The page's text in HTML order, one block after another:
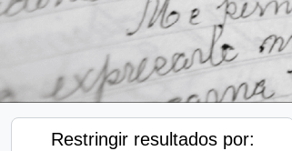
Restringir resultados por: